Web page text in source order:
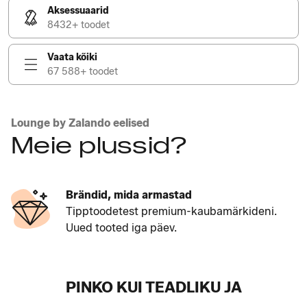
Aksessuaarid
8432+ toodet
Vaata kõiki
67 588+ toodet
Lounge by Zalando eelised
Meie plussid?
Brändid, mida armastad
Tipptoodetest premium-kaubamärkideni.
Uued tooted iga päev.
PINKO KUI TEADLIKU JA